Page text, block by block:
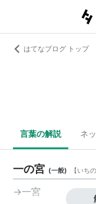
はてなブログ トップ
言葉の解説 ネ
一の宮 (一般) 【いち
→一宮